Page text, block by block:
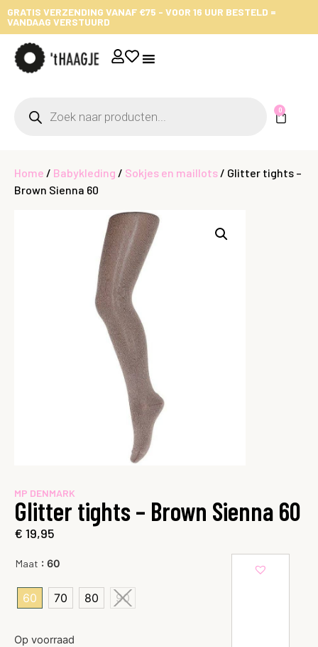
GRATIS VERZENDING VANAF €75 - VOOR 16 UUR BESTELD =
VANDAAG VERSTUURD
0
Home / Babykleding / Sokjes en maillots / Glitter tights –
Brown Sienna 60
MP DENMARK
Glitter tights – Brown Sienna 60
€ 19,95
Maat : 60
60 70 80 90
Op voorraad